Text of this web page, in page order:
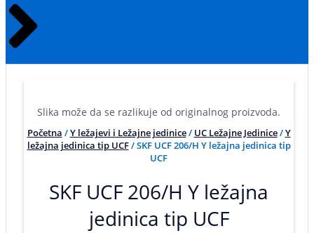
Slika može da se razlikuje od originalnog proizvoda.
Početna /Y ležajevi i Ležajne jedinice/ UC Ležajne Jedinice/Y
ležajna jedinica tip UCF/ SKF UCF 206/H Y ležajna jedinica tip
UCF
SKF UCF 206/H Y ležajna
jedinica tip UCF